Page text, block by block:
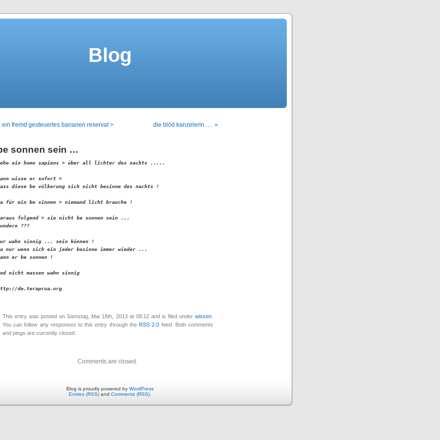
Blog
ein fremd gesteuertes bananen reservat > die blöd kanzelerin …. »
sonnen sein …
ein homo sapiens > über all lichter des nachts .....
wisse er sofort >
diese be völkerung sich nicht besinne des nachts !
für ein be sinnen > niemand licht brauche !
folgend > sie nicht be sonnen sein ...
???
wahn sinnig ... sein können !
nur wenn sich ein jeder besinne immer wieder ...
er be sonnen !
nicht massen wahn sinnig
de.teraproa.org
This entry was posted on Samstag, Mai 18th, 2013 at 08:12 and is filed under wissen
You can follow any responses to this entry through theRSS 2.0 feed. Both comments
and pings are currently closed.
Comments are closed.
Blog is proudly powered by WordPress
Entries (RSS) and Comments (RSS)